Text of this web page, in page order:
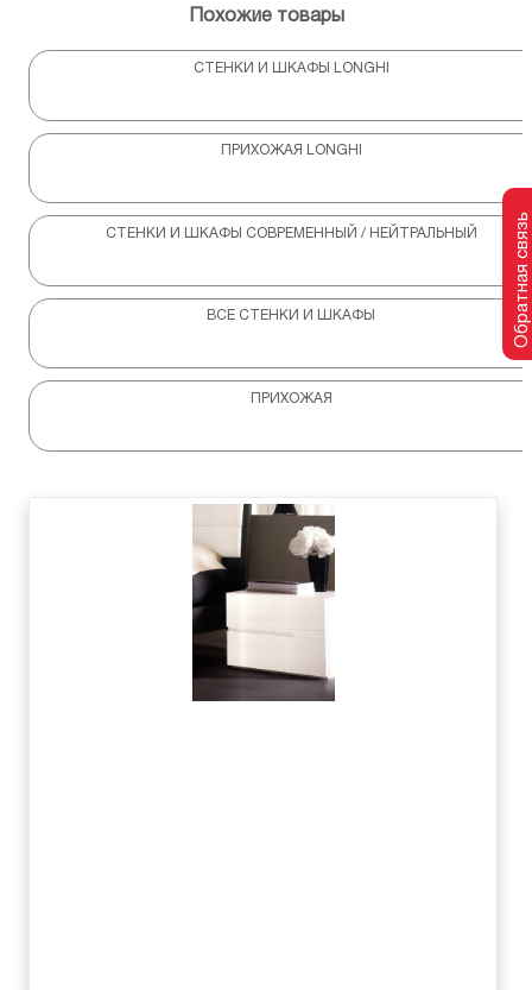
Похожие товары
СТЕНКИ И ШКАФЫ LONGHI
ПРИХОЖАЯ LONGHI
СТЕНКИ И ШКАФЫ СОВРЕМЕННЫЙ / НЕЙТРАЛЬНЫЙ
ВСЕ СТЕНКИ И ШКАФЫ
ПРИХОЖАЯ
Обратная связь